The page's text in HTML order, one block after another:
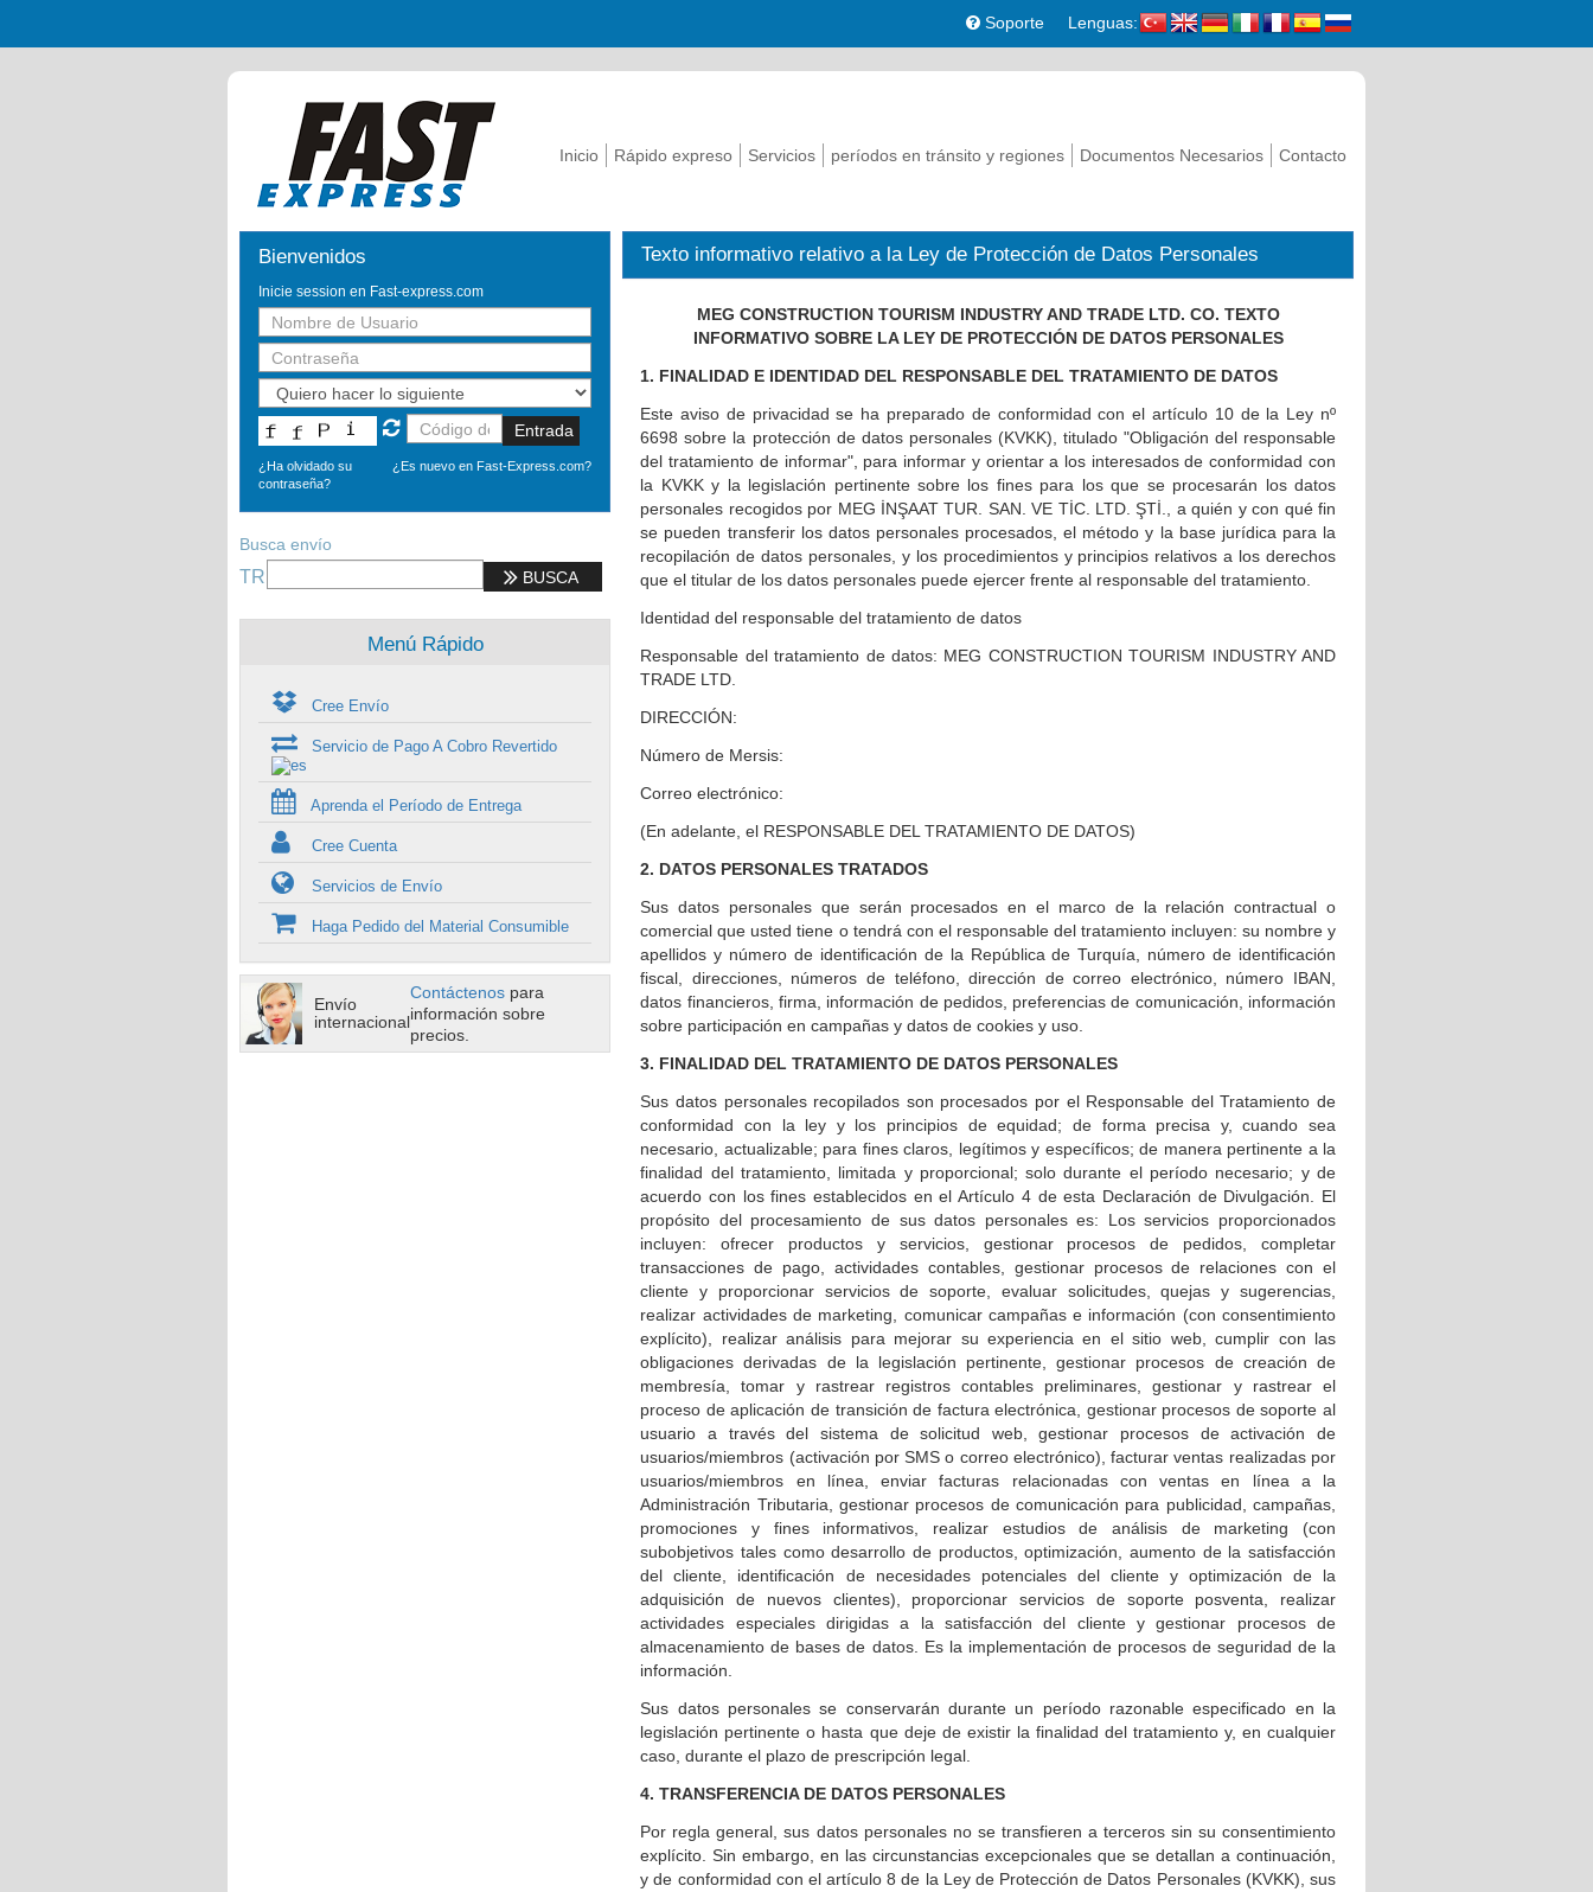
Soporte Lenguas:
Inicio Rápido expreso Servicios períodos en tránsito y regiones Documentos Necesarios Contacto
Bienvenidos
Inicie session en Fast-express.com
Entrada
¿Es nuevo en Fast-Express.com?
¿Ha olvidado su
contraseña?
Busca envío
TR BUSCA
Menú Rápido
Cree Envío
Servicio de Pago A Cobro Revertido
Aprenda el Período de Entrega
Cree Cuenta
Servicios de Envío
Haga Pedido del Material Consumible
Envío
internacional
Contáctenos para
información sobre
precios.
Texto informativo relativo a la Ley de Protección de Datos Personales
MEG CONSTRUCTION TOURISM INDUSTRY AND TRADE LTD. CO. TEXTO
INFORMATIVO SOBRE LA LEY DE PROTECCIÓN DE DATOS PERSONALES
1. FINALIDAD E IDENTIDAD DEL RESPONSABLE DEL TRATAMIENTO DE DATOS
Este aviso de privacidad se ha preparado de conformidad con el artículo 10 de la Ley nº
6698 sobre la protección de datos personales (KVKK), titulado "Obligación del responsable
del tratamiento de informar", para informar y orientar a los interesados de conformidad con
la KVKK y la legislación pertinente sobre los fines para los que se procesarán los datos
personales recogidos por MEG İNŞAAT TUR. SAN. VE TİC. LTD. ŞTİ., a quién y con qué fin
se pueden transferir los datos personales procesados, el método y la base jurídica para la
recopilación de datos personales, y los procedimientos y principios relativos a los derechos
que el titular de los datos personales puede ejercer frente al responsable del tratamiento.
Identidad del responsable del tratamiento de datos
Responsable del tratamiento de datos: MEG CONSTRUCTION TOURISM INDUSTRY AND
TRADE LTD.
DIRECCIÓN:
Número de Mersis:
Correo electrónico:
(En adelante, el RESPONSABLE DEL TRATAMIENTO DE DATOS)
2. DATOS PERSONALES TRATADOS
Sus datos personales que serán procesados en el marco de la relación contractual o
comercial que usted tiene o tendrá con el responsable del tratamiento incluyen: su nombre y
apellidos y número de identificación de la República de Turquía, número de identificación
fiscal, direcciones, números de teléfono, dirección de correo electrónico, número IBAN,
datos financieros, firma, información de pedidos, preferencias de comunicación, información
sobre participación en campañas y datos de cookies y uso.
3. FINALIDAD DEL TRATAMIENTO DE DATOS PERSONALES
Sus datos personales recopilados son procesados por el Responsable del Tratamiento de
conformidad con la ley y los principios de equidad; de forma precisa y, cuando sea
necesario, actualizable; para fines claros, legítimos y específicos; de manera pertinente a la
finalidad del tratamiento, limitada y proporcional; solo durante el período necesario; y de
acuerdo con los fines establecidos en el Artículo 4 de esta Declaración de Divulgación. El
propósito del procesamiento de sus datos personales es: Los servicios proporcionados
incluyen: ofrecer productos y servicios, gestionar procesos de pedidos, completar
transacciones de pago, actividades contables, gestionar procesos de relaciones con el
cliente y proporcionar servicios de soporte, evaluar solicitudes, quejas y sugerencias,
realizar actividades de marketing, comunicar campañas e información (con consentimiento
explícito), realizar análisis para mejorar su experiencia en el sitio web, cumplir con las
obligaciones derivadas de la legislación pertinente, gestionar procesos de creación de
membresía, tomar y rastrear registros contables preliminares, gestionar y rastrear el
proceso de aplicación de transición de factura electrónica, gestionar procesos de soporte al
usuario a través del sistema de solicitud web, gestionar procesos de activación de
usuarios/miembros (activación por SMS o correo electrónico), facturar ventas realizadas por
usuarios/miembros en línea, enviar facturas relacionadas con ventas en línea a la
Administración Tributaria, gestionar procesos de comunicación para publicidad, campañas,
promociones y fines informativos, realizar estudios de análisis de marketing (con
subobjetivos tales como desarrollo de productos, optimización, aumento de la satisfacción
del cliente, identificación de necesidades potenciales del cliente y optimización de la
adquisición de nuevos clientes), proporcionar servicios de soporte posventa, realizar
actividades especiales dirigidas a la satisfacción del cliente y gestionar procesos de
almacenamiento de bases de datos. Es la implementación de procesos de seguridad de la
información.
Sus datos personales se conservarán durante un período razonable especificado en la
legislación pertinente o hasta que deje de existir la finalidad del tratamiento y, en cualquier
caso, durante el plazo de prescripción legal.
4. TRANSFERENCIA DE DATOS PERSONALES
Por regla general, sus datos personales no se transfieren a terceros sin su consentimiento
explícito. Sin embargo, en las circunstancias excepcionales que se detallan a continuación,
y de conformidad con el artículo 8 de la Ley de Protección de Datos Personales (KVKK), sus